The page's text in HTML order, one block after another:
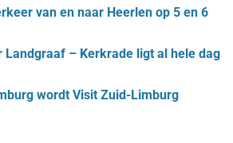
van en naar Heerlen op 5 en 6
Landgraaf – Kerkrade ligt al hele dag
wordt Visit Zuid-Limburg